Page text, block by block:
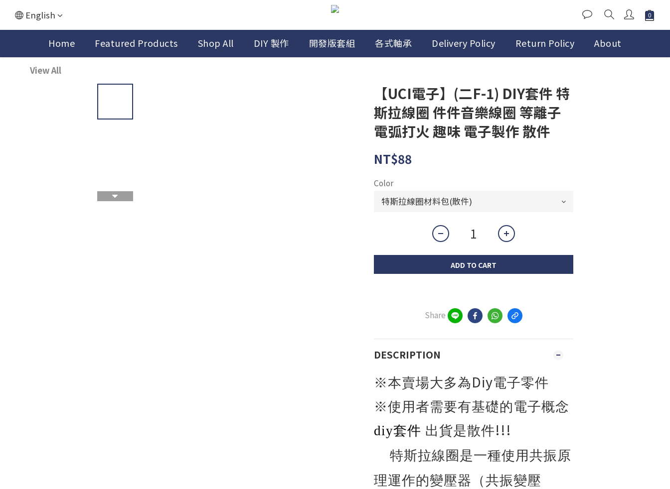
English
Home Featured Products Shop All DIY 製作 開發版套組 各式軸承 Delivery Policy Return Policy About
View All
【UCI電子】(二F-1) DIY套件 特
斯拉線圈 件件音樂線圈 等離子
電弧打火 趣味 電子製作 散件
NT$88
Color
ADD TO CART
Share
DESCRIPTION
※本賣場大多為Diy電子零件
※使用者需要有基礎的電子概念
diy套件 出貨是散件!!!
特斯拉線圈是一種使用共振原
理運作的變壓器（共振變壓